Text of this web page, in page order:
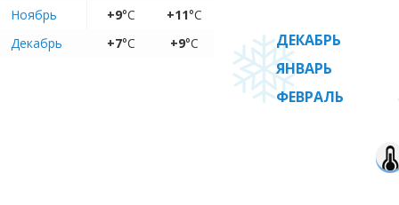
Ноябрь
+9°C +11°C
Декабрь
+7°C +9°C
ДЕКАБРЬ
ЯНВАРЬ
ФЕВРАЛЬ